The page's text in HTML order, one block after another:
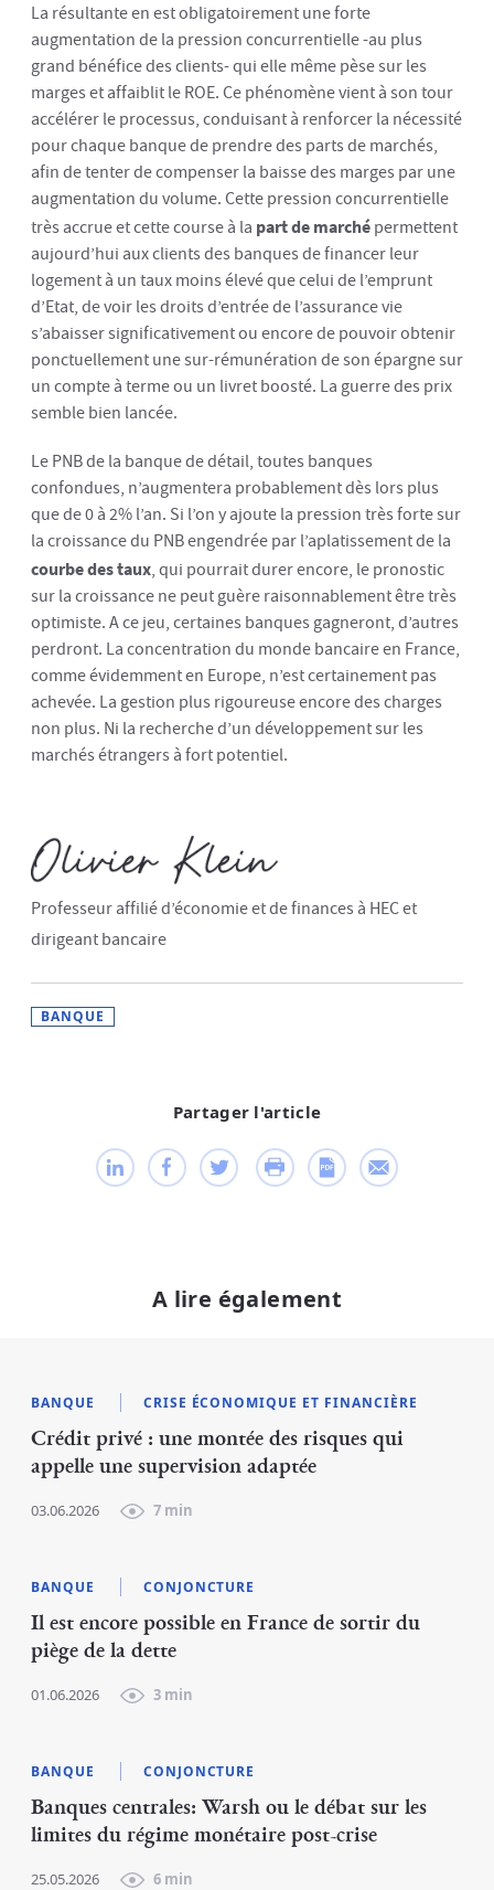
Partager l'article
La résultante en est obligatoirement une forte
augmentation de la pression concurrentielle -au plus
grand bénéfice des clients- qui elle même pèse sur les
marges et affaiblit le ROE. Ce phénomène vient à son tour
accélérer le processus, conduisant à renforcer la nécessité
pour chaque banque de prendre des parts de marchés,
afin de tenter de compenser la baisse des marges par une
augmentation du volume. Cette pression concurrentielle
très accrue et cette course à la part de marché permettent
aujourd’hui aux clients des banques de financer leur
logement à un taux moins élevé que celui de l’emprunt
d’Etat, de voir les droits d’entrée de l’assurance vie
s’abaisser significativement ou encore de pouvoir obtenir
ponctuellement une sur-rémunération de son épargne sur
un compte à terme ou un livret boosté. La guerre des prix
semble bien lancée.
Le PNB de la banque de détail, toutes banques
confondues, n’augmentera probablement dès lors plus
que de 0 à 2% l’an. Si l’on y ajoute la pression très forte sur
la croissance du PNB engendrée par l’aplatissement de la
courbe des taux, qui pourrait durer encore, le pronostic
sur la croissance ne peut guère raisonnablement être très
optimiste. A ce jeu, certaines banques gagneront, d’autres
perdront. La concentration du monde bancaire en France,
comme évidemment en Europe, n’est certainement pas
achevée. La gestion plus rigoureuse encore des charges
non plus. Ni la recherche d’un développement sur les
marchés étrangers à fort potentiel.
Professeur affilié d’économie et de finances à HEC et
dirigeant bancaire
BANQUE
A lire également
BANQUE CRISE ÉCONOMIQUE ET FINANCIÈRE
Crédit privé : une montée des risques qui
appelle une supervision adaptée
03.06.2026 7 min
BANQUE CONJONCTURE
Il est encore possible en France de sortir du
piège de la dette
01.06.2026 3 min
BANQUE CONJONCTURE
Banques centrales: Warsh ou le débat sur les
limites du régime monétaire post-crise
25.05.2026 6 min